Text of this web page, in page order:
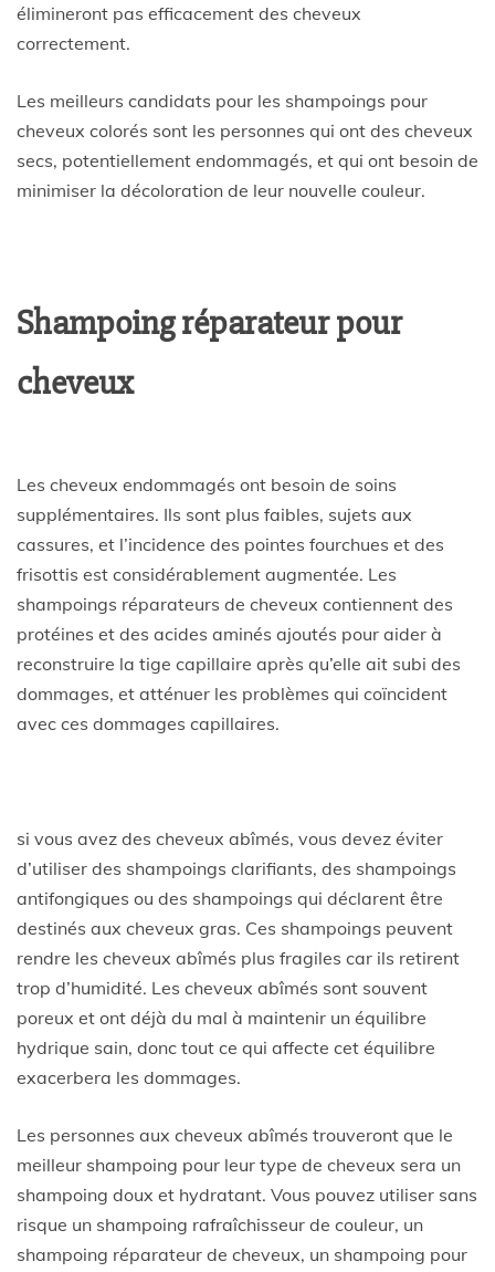
élimineront pas efficacement des cheveux
correctement.
Les meilleurs candidats pour les shampoings pour
cheveux colorés sont les personnes qui ont des cheveux
secs, potentiellement endommagés, et qui ont besoin de
minimiser la décoloration de leur nouvelle couleur.
Shampoing réparateur pour
cheveux
Les cheveux endommagés ont besoin de soins
supplémentaires. Ils sont plus faibles, sujets aux
cassures, et l’incidence des pointes fourchues et des
frisottis est considérablement augmentée. Les
shampoings réparateurs de cheveux contiennent des
protéines et des acides aminés ajoutés pour aider à
reconstruire la tige capillaire après qu’elle ait subi des
dommages, et atténuer les problèmes qui coïncident
avec ces dommages capillaires.
si vous avez des cheveux abîmés, vous devez éviter
d’utiliser des shampoings clarifiants, des shampoings
antifongiques ou des shampoings qui déclarent être
destinés aux cheveux gras. Ces shampoings peuvent
rendre les cheveux abîmés plus fragiles car ils retirent
trop d’humidité. Les cheveux abîmés sont souvent
poreux et ont déjà du mal à maintenir un équilibre
hydrique sain, donc tout ce qui affecte cet équilibre
exacerbera les dommages.
Les personnes aux cheveux abîmés trouveront que le
meilleur shampoing pour leur type de cheveux sera un
shampoing doux et hydratant. Vous pouvez utiliser sans
risque un shampoing rafraîchisseur de couleur, un
shampoing réparateur de cheveux, un shampoing pour